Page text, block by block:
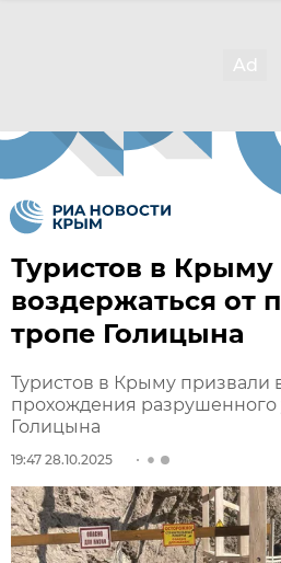
Туристов в Крыму
воздержаться от
тропе Голицына
Туристов в Крыму призвали
прохождения разрушенного
Голицына
19:47 28.10.2025